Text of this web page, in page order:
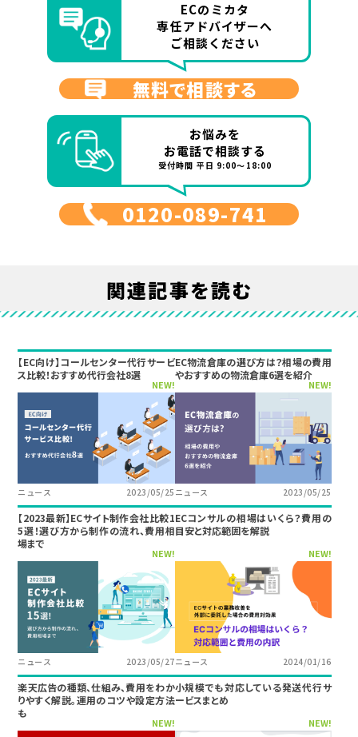
ECのミカタ
専任アドバイザーへ
ご相談ください
無料で相談する
お悩みを
お電話で相談する
受付時間 平日 9:00～18:00
0120-089-741
関連記事を読む
【EC向け】コールセンター代行サービ
ス比較！おすすめ代行会社8選
NEW!
ニュース 2023/05/25
EC物流倉庫の選び方は？相場の費用
やおすすめの物流倉庫6選を紹介
NEW!
ニュース 2023/05/25
【2023最新】ECサイト制作会社比較1
5選！選び方から制作の流れ、費用相
場まで
NEW!
ニュース 2023/05/27
ECコンサルの相場はいくら？費用の
目安と対応範囲を解説
NEW!
ニュース 2024/01/16
楽天広告の種類、仕組み、費用をわか
りやすく解説。運用のコツや設定方法
も
NEW!
小規模でも対応している発送代行サ
ービスまとめ
NEW!